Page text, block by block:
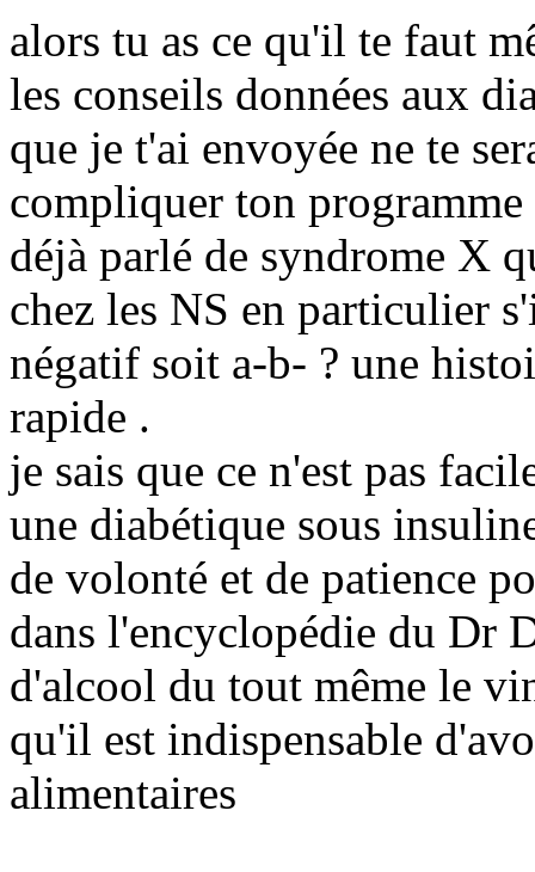
alors tu as ce qu'il te faut
les conseils données aux
que je t'ai envoyée ne te
compliquer ton
déjà parlé de syndrome X
chez les NS en particulier
négatif soit a-b- ? une
rapide .
je sais que ce n'est pas
une diabétique sous
de volonté et de patience
dans l'encyclopédie du Dr
d'alcool du tout même le
qu'il est indispensable
alimentaires